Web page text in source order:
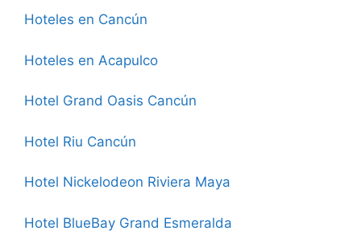
Hoteles en Cancún
Hoteles en Acapulco
Hotel Grand Oasis Cancún
Hotel Riu Cancún
Hotel Nickelodeon Riviera Maya
Hotel BlueBay Grand Esmeralda